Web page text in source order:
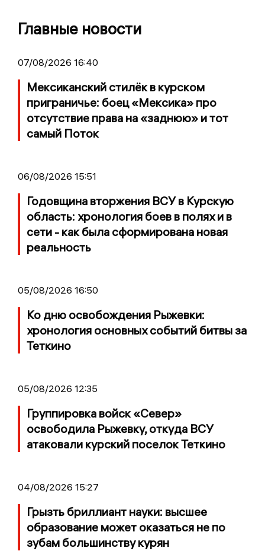
Главные новости
07/08/2026 16:40
Мексиканский стилёк в курском
приграничье: боец «Мексика» про
отсутствие права на «заднюю» и тот
самый Поток
06/08/2026 15:51
Годовщина вторжения ВСУ в Курскую
область: хронология боев в полях и в
сети - как была сформирована новая
реальность
05/08/2026 16:50
Ко дню освобождения Рыжевки:
хронология основных событий битвы за
Теткино
05/08/2026 12:35
Группировка войск «Север»
освободила Рыжевку, откуда ВСУ
атаковали курский поселок Теткино
04/08/2026 15:27
Грызть бриллиант науки: высшее
образование может оказаться не по
зубам большинству курян